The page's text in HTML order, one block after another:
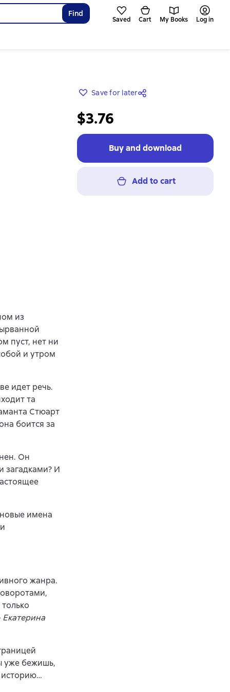
Find
Saved Cart My Books Log in
Save for later
$3.76
Buy and download
Add to cart
из
пуст, нет ни
и утром
идет речь.
та
Стюарт
боится за
Он
загадками? И
имена
жанра.
Екатерина
уже бежишь,
историю…